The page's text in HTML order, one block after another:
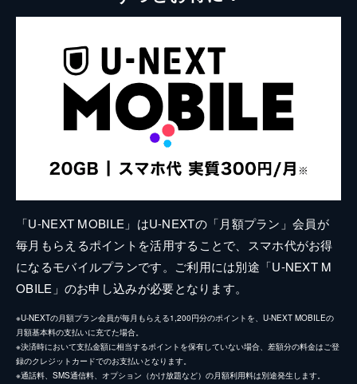
「U-NEXT MOBILE」はU-NEXTの「月額プラン」会員が
毎月もらえるポイントを活用することで、スマホ代がお得
になるモバイルプランです。ご利用には別途「U-NEXT M
OBILE」のお申し込みが必要となります。
※U-NEXTの月額プラン会員が毎月もらえる1,200円分のポイントを、U-NEXT MOBILEの
月額基本料の支払いに充てた場合。
※決済時において支払金額に相当するポイントを保有していない場合、差額分の料金はご登
録のクレジットカードでのお支払いとなります。
※通話料、SMS通信料、オプション（かけ放題など）の月額利用料は別途発生します。